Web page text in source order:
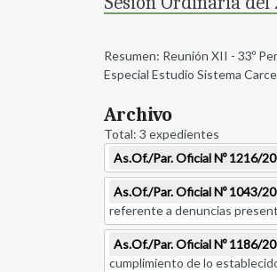
Resumen: Reunión XII - 33º
Especial Estudio Sistema
Archivo
Total: 3 expedientes
As.Of./Par. Oficial Nº 1216/
As.Of./Par. Oficial Nº 1043/
referente a denuncias
As.Of./Par. Oficial Nº 1186/
cumplimiento de lo